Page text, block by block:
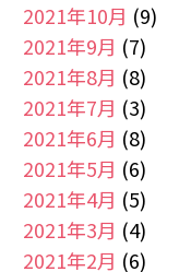
2021年10月 (9)
2021年9月 (7)
2021年8月 (8)
2021年7月 (3)
2021年6月 (8)
2021年5月 (6)
2021年4月 (5)
2021年3月 (4)
2021年2月 (6)